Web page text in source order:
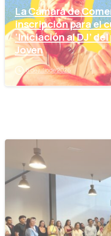
La Cámara de
inscripción para el
‘Iniciación al DJ’
Joven
8 de julio de 2026